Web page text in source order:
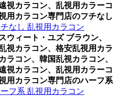
視カラコン、乱視用カラーコ
用カラコン専門店のフチなし
なし 乱視用カラコン
ウィート・ユズ ブラウン、
視カラコン、格安乱視用カラ
ラコン、韓国乱視カラコン、
視カラコン、乱視用カラーコ
用カラコン専門店のハーフ系
フ系 乱視用カラコン